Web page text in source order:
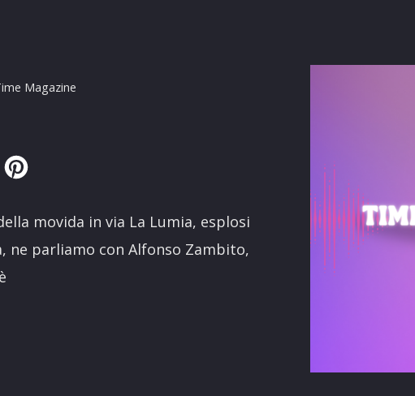
Magazine
Twitter
movida in via La Lumia, esplosi
ne parliamo con Alfonso Zambito,